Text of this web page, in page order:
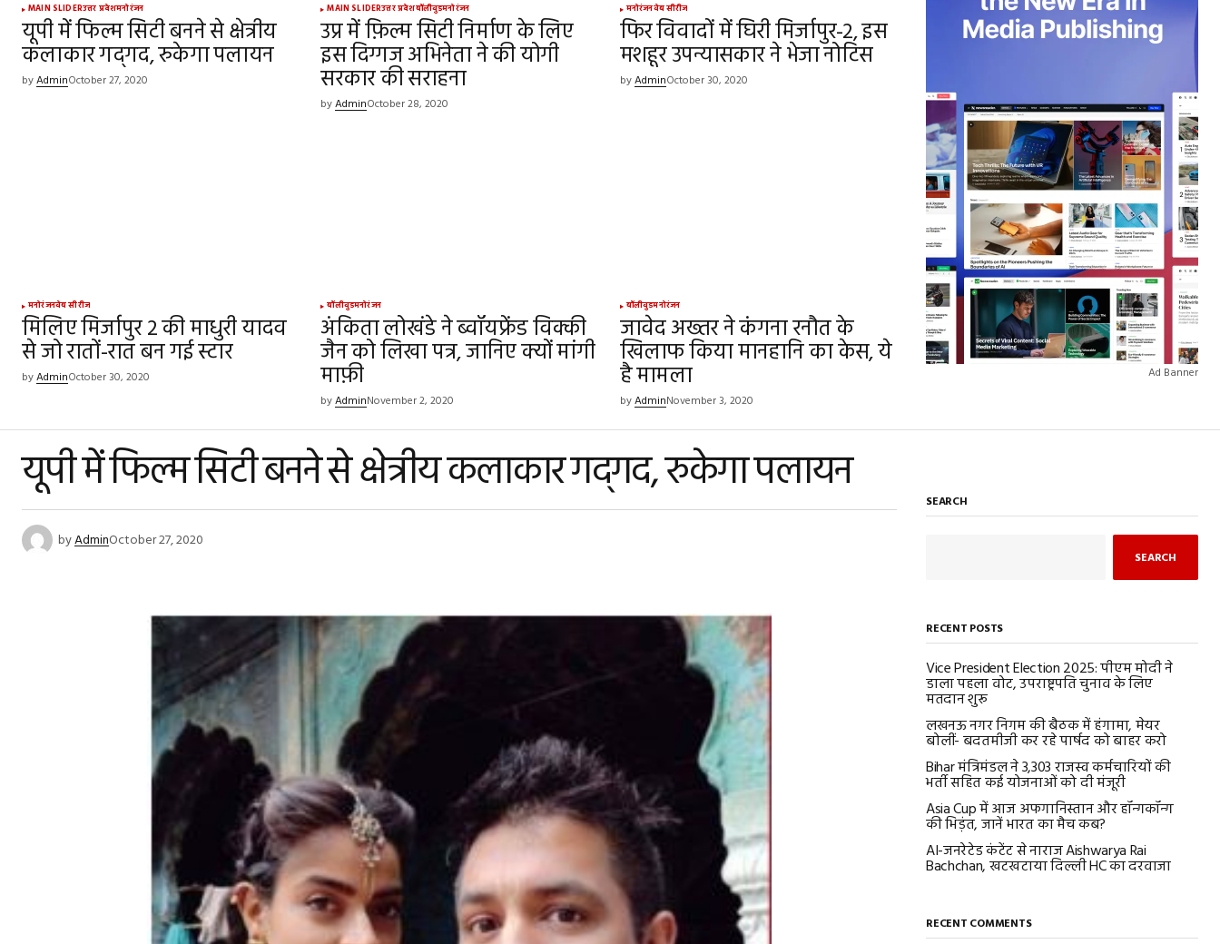
Save my name, email, and website in
this browser for the next time I
MAIN SLIDERउत्तर प्रदेशमनोरंजन
यूपी में फिल्म सिटी बनने से क्षेत्रीय
कलाकार गद्‍गद, रुकेगा पलायन
byAdminOctober 27, 2020
MAIN SLIDERउत्तर प्रदेशबॉलीवुडमनोरंजन
उप्र में फ़िल्म सिटी निर्माण के लिए
इस दिग्गज अभिनेता ने की योगी
सरकार की सराहना
byAdminOctober 28, 2020
मनोरंजनवेब सीरीज
फिर विवादों में घिरी मिर्जापुर-2, इस
मशहूर उपन्यासकार ने भेजा नोटिस
byAdminOctober 30, 2020
मनोरंजनवेब सीरीज
मिलिए मिर्जापुर 2 की माधुरी यादव
से जो रातों-रात बन गई स्टार
byAdminOctober 30, 2020
बॉलीवुडमनोरंजन
अंकिता लोखंडे ने ब्वॉयफ्रेंड विक्की
जैन को लिखा पत्र, जानिए क्यों मांगी
माफ़ी
byAdminNovember 2, 2020
बॉलीवुडमनोरंजन
जावेद अख्तर ने कंगना रनौत के
खिलाफ किया मानहानि का केस, ये
है मामला
byAdminNovember 3, 2020
Ad Banner
यूपी में फिल्म सिटी बनने से क्षेत्रीय कलाकार गद्‍गद, रुकेगा पलायन
byAdminOctober 27, 2020
SEARCH
SEARCH
RECENT POSTS
Vice President Election 2025: पीएम मोदी ने
डाला पहला वोट, उपराष्ट्रपति चुनाव के लिए
मतदान शुरू
लखनऊ नगर निगम की बैठक में हंगामा, मेयर
बोलीं- बदतमीजी कर रहे पार्षद को बाहर करो
Bihar मंत्रिमंडल ने 3,303 राजस्व कर्मचारियों की
भर्ती सहित कई योजनाओं को दी मंजूरी
Asia Cup में आज अफगानिस्तान और हॉन्गकॉन्ग
की भिड़ंत, जानें भारत का मैच कब?
AI-जनरेटेड कंटेंट से नाराज Aishwarya Rai
Bachchan, खटखटाया दिल्ली HC का दरवाजा
RECENT COMMENTS